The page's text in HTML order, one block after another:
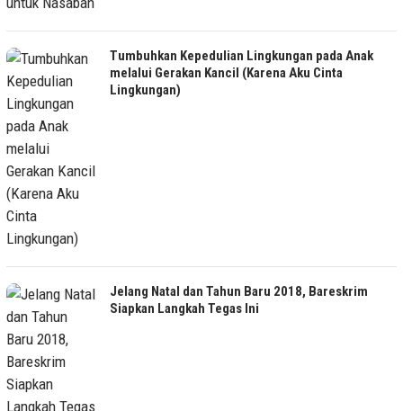
Tumbuhkan Kepedulian Lingkungan pada Anak
melalui Gerakan Kancil (Karena Aku Cinta
Lingkungan)
Jelang Natal dan Tahun Baru 2018, Bareskrim
Siapkan Langkah Tegas Ini